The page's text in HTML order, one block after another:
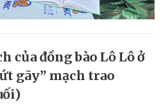
của đồng bào Lô Lô ở
gãy” mạch trao